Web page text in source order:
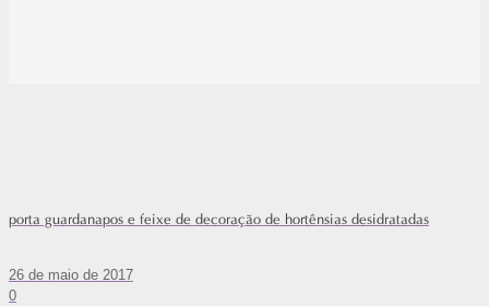
porta guardanapos e feixe de decoração de hortênsias desidratadas
26 de maio de 2017
0